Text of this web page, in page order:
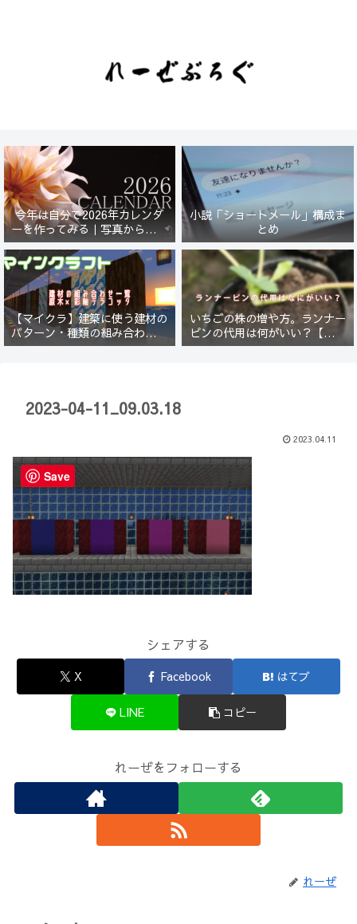
今年は自分で2026年カレンダ
ーを作ってみる｜写真から始ま
る小さなプロジェクト【一灯
花】
小説「ショートメール」構成ま
とめ
【マイクラ】建築に使う建材の
パターン・種類の組み合わせ一
覧！原木×彩釉テラコッタ編
いちごの株の増や方。ランナー
ピンの代用は何がいい？【５年
放置したイチゴは復活するの
2023-04-11_09.03.18
2023.04.11
シェアする
X Facebook はてブ
LINE コピー
れーぜをフォローする
れーぜ
Save